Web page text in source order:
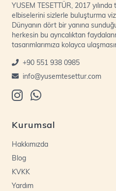
YUSEM TESETTÜR, 2017
elbiselerini sizlerle buluşturma
Dünyanın dört bir yanına
herkesin bu ayrıcalıktan
tasarımlarımıza kolayca
+90 551 938 0985
info@yusemtesettur.com
Kurumsal
Hakkımızda
Blog
KVKK
Yardım